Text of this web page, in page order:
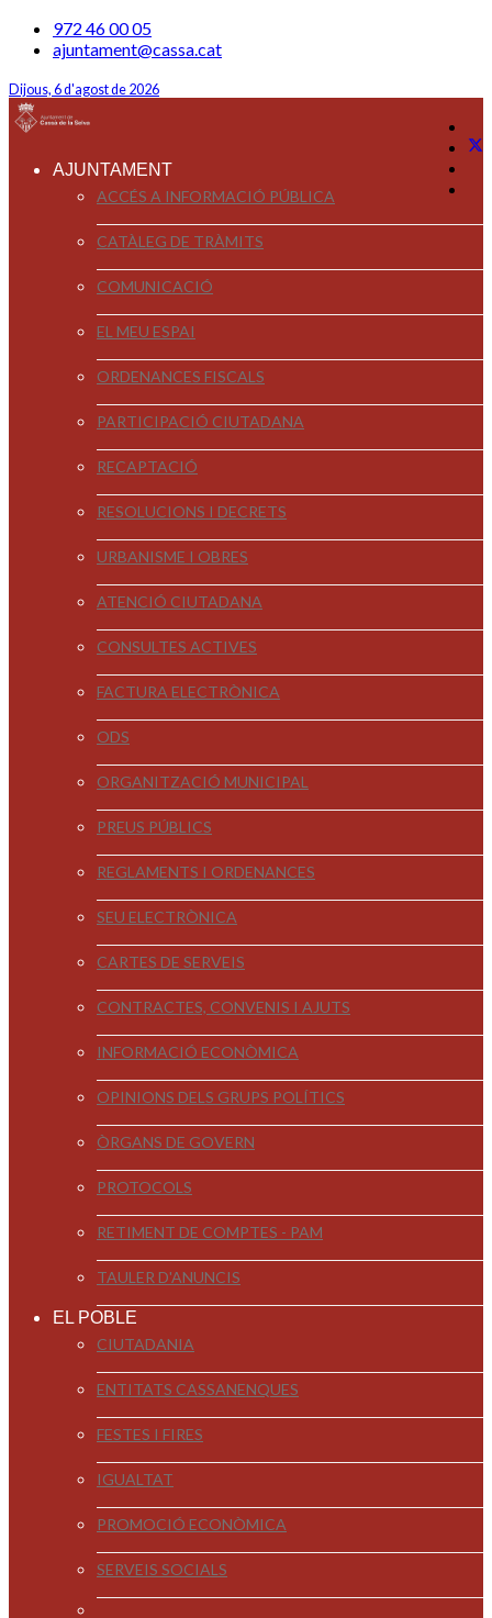
972 46 00 05
ajuntament@cassa.cat
Dijous, 6 d'agost de 2026
AJUNTAMENT
ACCÉS A INFORMACIÓ PÚBLICA
CATÀLEG DE TRÀMITS
COMUNICACIÓ
EL MEU ESPAI
ORDENANCES FISCALS
PARTICIPACIÓ CIUTADANA
RECAPTACIÓ
RESOLUCIONS I DECRETS
URBANISME I OBRES
ATENCIÓ CIUTADANA
CONSULTES ACTIVES
FACTURA ELECTRÒNICA
ODS
ORGANITZACIÓ MUNICIPAL
PREUS PÚBLICS
REGLAMENTS I ORDENANCES
SEU ELECTRÒNICA
CARTES DE SERVEIS
CONTRACTES, CONVENIS I AJUTS
INFORMACIÓ ECONÒMICA
OPINIONS DELS GRUPS POLÍTICS
ÒRGANS DE GOVERN
PROTOCOLS
RETIMENT DE COMPTES - PAM
TAULER D'ANUNCIS
EL POBLE
CIUTADANIA
ENTITATS CASSANENQUES
FESTES I FIRES
IGUALTAT
PROMOCIÓ ECONÒMICA
SERVEIS SOCIALS